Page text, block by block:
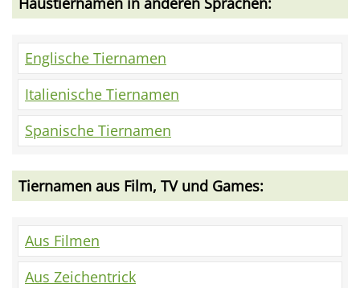
Englische Tiernamen
Italienische Tiernamen
Spanische Tiernamen
Tiernamen aus Film, TV und Games:
Aus Filmen
Aus Zeichentrick